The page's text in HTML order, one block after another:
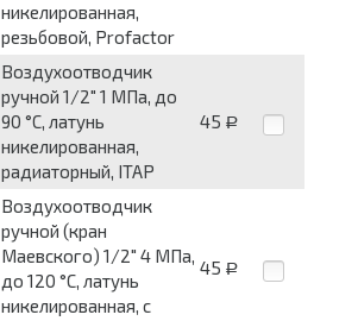
никелированная,
резьбовой, Profactor
Воздухоотводчик
ручной 1/2" 1 МПа, до
90 °C, латунь
никелированная,
радиаторный, ITAP
45 Р
Воздухоотводчик
ручной (кран
Маевского) 1/2" 4 МПа,
до 120 °C, латунь
никелированная, c
45 Р